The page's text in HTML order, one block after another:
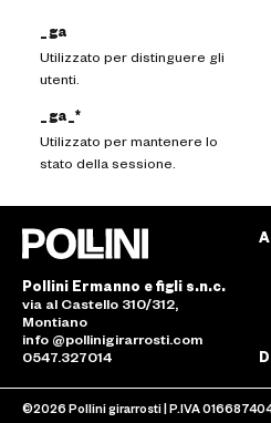
_ga
Utilizzato per distinguere gli
utenti.
_ga_*
Utilizzato per mantenere lo
stato della sessione.
Pollini Ermanno e figli s.n.c.
via al Castello 310/312,
Montiano
info @pollinigirarrosti.com
0547.327014
©2026 Pollini girarrosti | P.IVA